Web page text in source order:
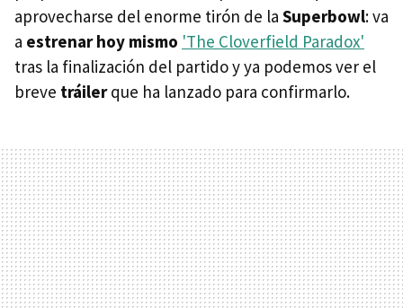
aprovecharse del enorme tirón de la Superbowl: va
a estrenar hoy mismo 'The Cloverfield Paradox'
tras la finalización del partido y ya podemos ver el
breve tráilerque ha lanzado para confirmarlo.